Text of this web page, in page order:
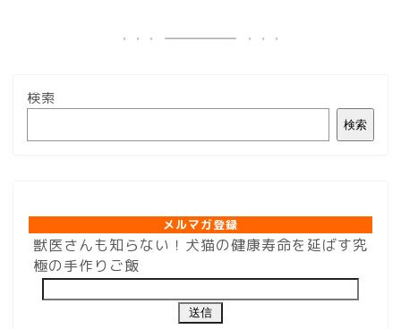
検索
検索
メルマガ登録
獣医さんも知らない！犬猫の健康寿命を延ばす究
極の手作りご飯